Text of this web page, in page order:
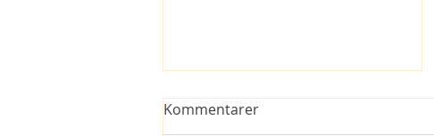
Kommentarer